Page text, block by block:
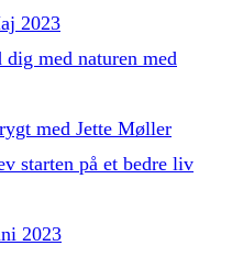
2023
med naturen med
med Jette Møller
starten på et bedre liv
2023